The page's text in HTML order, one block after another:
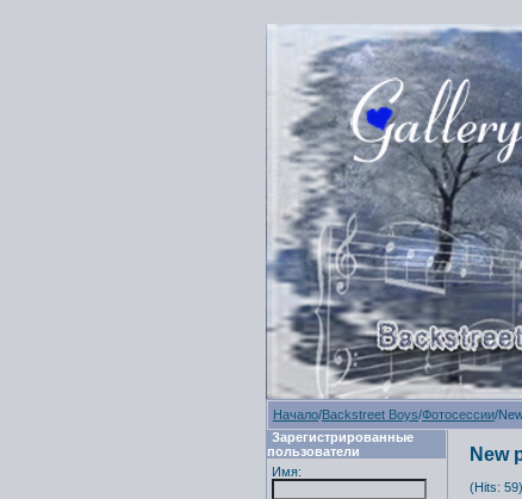
Начало/Backstreet Boys/Фотосессии/
Зарегистрированные
пользователи
Имя:
New
(Hits: 59)